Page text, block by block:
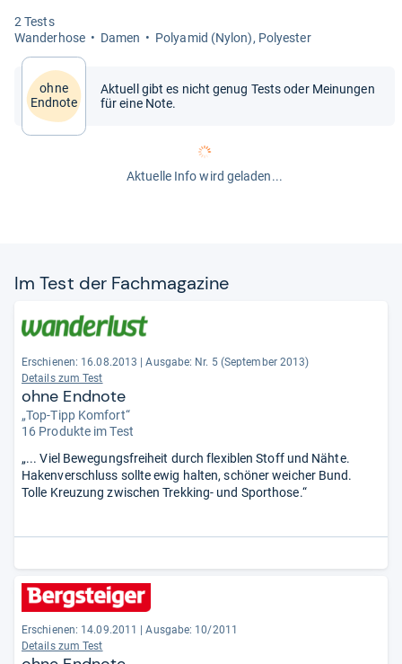
2 Tests
Wan­der­hose
Damen Poly­amid (Nylon), Poly­es­ter
ohne
Endnote
Aktuell gibt es nicht genug Tests oder Meinungen
für eine Note.
Aktuelle Info wird geladen...
Im Test der Fach­ma­ga­zine
Erschienen: 16.08.2013
Ausgabe: Nr. 5 (September 2013)
Details zum Test
ohne Endnote
„Top-Tipp Komfort“
16 Produkte im Test
„... Viel Bewegungsfreiheit durch flexiblen Stoff und Nähte.
Hakenverschluss sollte ewig halten, schöner weicher Bund.
Tolle Kreuzung zwischen Trekking- und Sporthose.“
Erschienen: 14.09.2011
Ausgabe: 10/2011
Details zum Test